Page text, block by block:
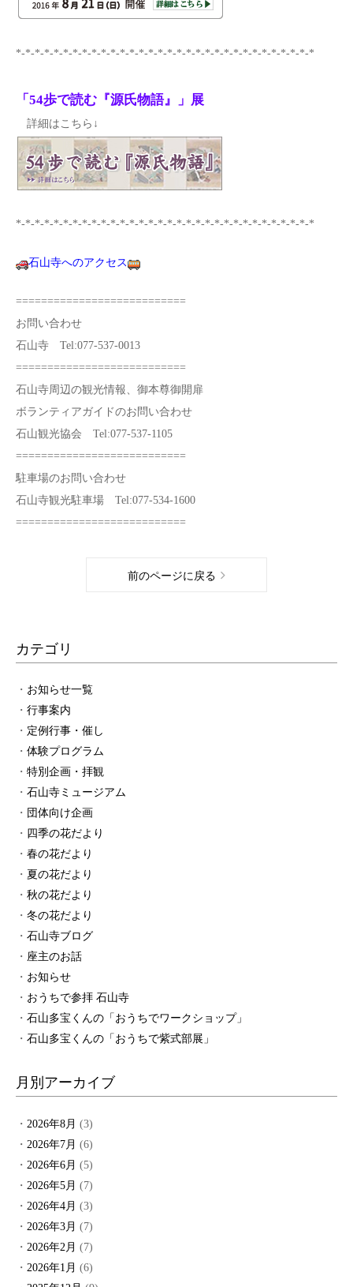
*-*-*-*-*-*-*-*-*-*-*-*-*-*-*-*-*-*-*-*-*-*-*-*-*-*-*-*-*-*-*-*
「54歩で読む『源氏物語』」展
詳細はこちら↓
*-*-*-*-*-*-*-*-*-*-*-*-*-*-*-*-*-*-*-*-*-*-*-*-*-*-*-*-*-*-*-*
石山寺へのアクセス
===========================
お問い合わせ
石山寺 Tel:077-537-0013
===========================
石山寺周辺の観光情報、御本尊御開扉
ボランティアガイドのお問い合わせ
石山観光協会 Tel:077-537-1105
===========================
駐車場のお問い合わせ
石山寺観光駐車場 Tel:077-534-1600
===========================
前のページに戻る
カテゴリ
お知らせ一覧
行事案内
定例行事・催し
体験プログラム
特別企画・拝観
石山寺ミュージアム
団体向け企画
四季の花だより
春の花だより
夏の花だより
秋の花だより
冬の花だより
石山寺ブログ
座主のお話
お知らせ
おうちで参拝 石山寺
石山多宝くんの「おうちでワークショップ」
石山多宝くんの「おうちで紫式部展」
月別アーカイブ
2026年8月 (3)
2026年7月 (6)
2026年6月 (5)
2026年5月 (7)
2026年4月 (3)
2026年3月 (7)
2026年2月 (7)
2026年1月 (6)